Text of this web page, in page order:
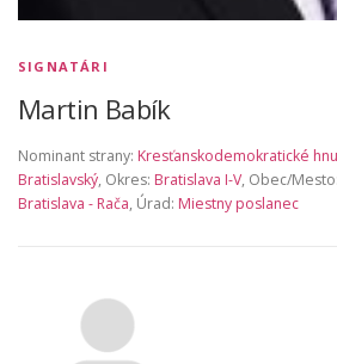
SIGNATÁRI
Martin Babík
Nominant strany: Kresťanskodemokratické
Bratislavský, Okres: Bratislava I-V, Obec/Mesto:
Bratislava - Rača, Úrad: Miestny poslanec